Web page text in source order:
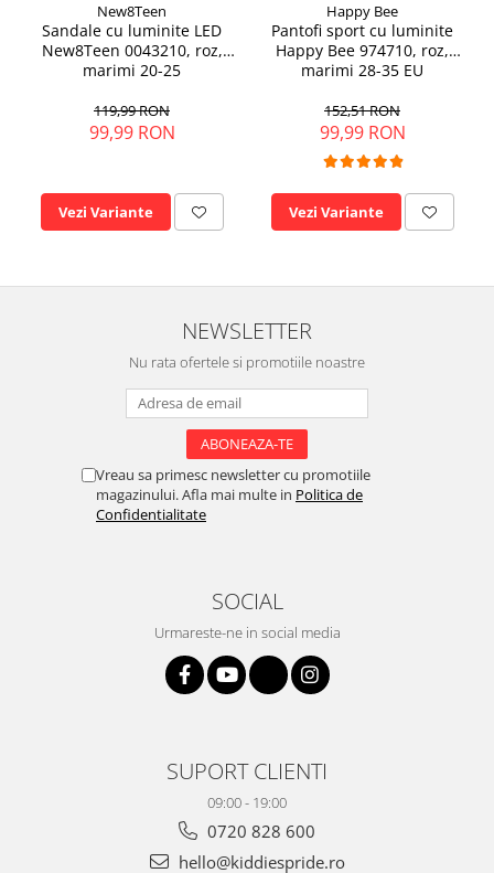
New8Teen
Sandale cu luminite LED
New8Teen 0043210, roz,
marimi 20-25
119,99 RON
99,99 RON
Vezi Variante
Happy Bee
Pantofi sport cu luminite
Happy Bee 974710, roz,
marimi 28-35 EU
152,51 RON
99,99 RON
Vezi Variante
NEWSLETTER
Nu rata ofertele si promotiile noastre
Vreau sa primesc newsletter cu promotiile
magazinului. Afla mai multe in Politica de
Confidentialitate
SOCIAL
Urmareste-ne in social media
SUPORT CLIENTI
09:00 - 19:00
0720 828 600
hello@kiddiespride.ro